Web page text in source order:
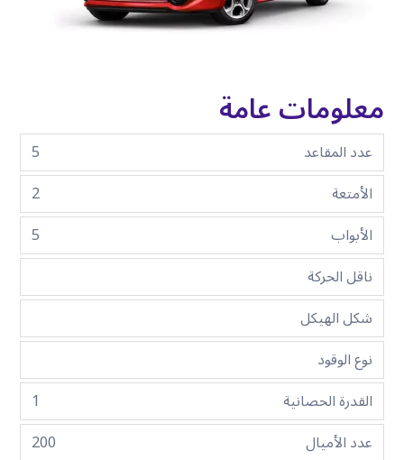
معلومات عامة
عدد المقاعد
5
الأمتعة
2
الأبواب
5
ناقل الحركة
شكل الهيكل
نوع الوقود
القدرة الحصانية
1
عدد الأميال
200